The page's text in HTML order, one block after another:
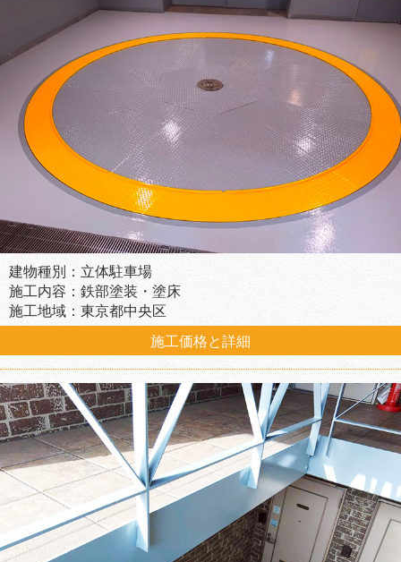
建物種別：立体駐車場
施工内容：鉄部塗装・塗床
施工地域：東京都中央区
施工価格と詳細